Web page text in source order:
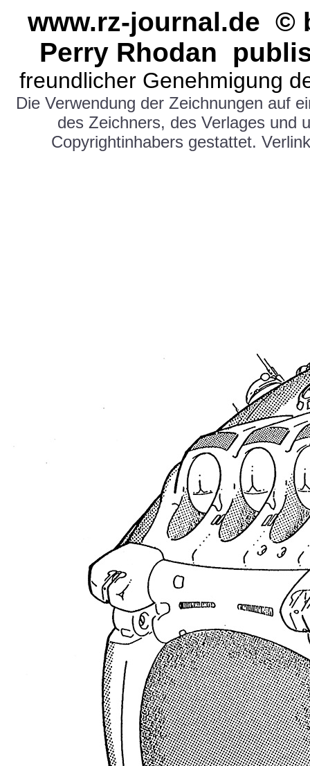
www.rz-journal.de ©
Perry Rhodan
freundlicher Genehmigung
Die Verwendung der Zeichnungen auf
des Zeichners, des Verlages und
Copyrightinhabers gestattet.